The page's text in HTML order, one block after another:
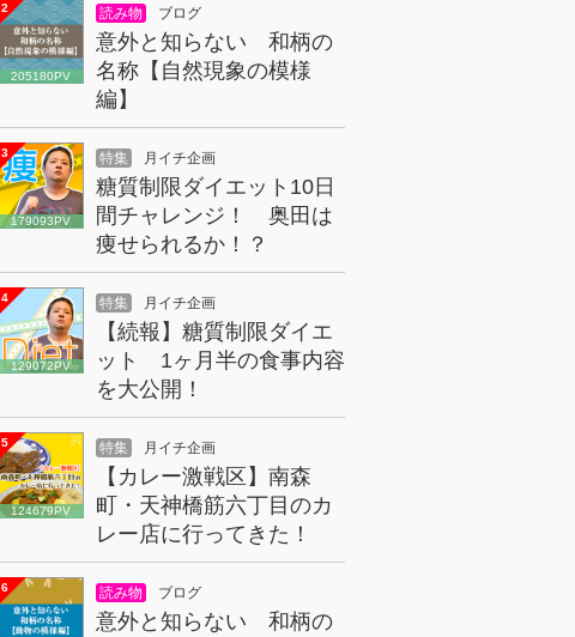
2
205180PV
読み物 ブログ
意外と知らない 和柄の
名称【自然現象の模様
編】
3
179093PV
特集 月イチ企画
糖質制限ダイエット10日
間チャレンジ！ 奥田は
痩せられるか！？
4
129072PV
特集 月イチ企画
【続報】糖質制限ダイエ
ット 1ヶ月半の食事内容
を大公開！
5
124679PV
特集 月イチ企画
【カレー激戦区】南森
町・天神橋筋六丁目のカ
レー店に行ってきた！
6 読み物 ブログ
意外と知らない 和柄の